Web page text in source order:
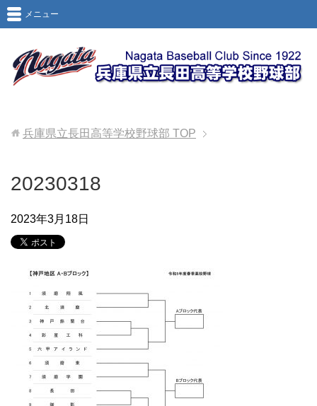
メニュー
兵庫県立長田高等学校野球部 TOP
20230318
2023年3月18日